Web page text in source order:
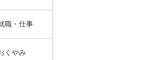
職・仕事
くやみ